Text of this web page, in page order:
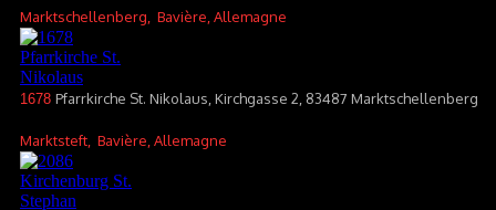
Marktschellenberg , Bavière, Allemagne
1678 Pfarrkirche St. Nikolaus, Kirchgasse 2, 83487 Marktschellenberg
Marktsteft , Bavière, Allemagne